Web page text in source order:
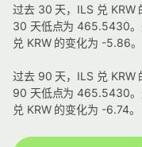
过去 30 天，ILS 兑 KRW
30 天低点为 465.5430
兑 KRW 的变化为 -5.86。
过去 90 天，ILS 兑 KRW
90 天低点为 465.5430
兑 KRW 的变化为 -6.74。